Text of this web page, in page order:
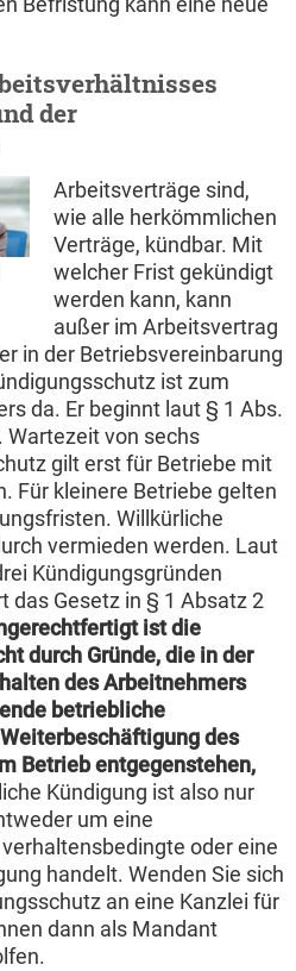
der
Arbeitsverträge sind,
wie alle herkömmlichen
Verträge, kündbar. Mit
welcher Frist gekündigt
werden kann, kann
außer im Arbeitsvertrag
in der Betriebsvereinbarung
ist zum
da. Er beginnt laut § 1 Abs.
Wartezeit von sechs
gilt erst für Betriebe mit
Für kleinere Betriebe gelten
Willkürliche
vermieden werden. Laut
Kündigungsgründen
das Gesetz in § 1 Absatz 2
ist die
durch Gründe, die in der
des Arbeitnehmers
betriebliche
des
Betrieb entgegenstehen,
Kündigung ist also nur
um eine
oder eine
handelt. Wenden Sie sich
an eine Kanzlei für
dann als Mandant